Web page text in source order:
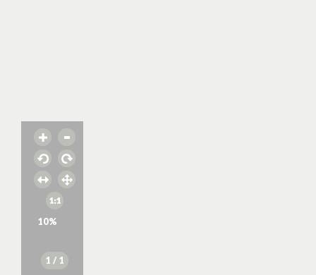
10%
1 / 1